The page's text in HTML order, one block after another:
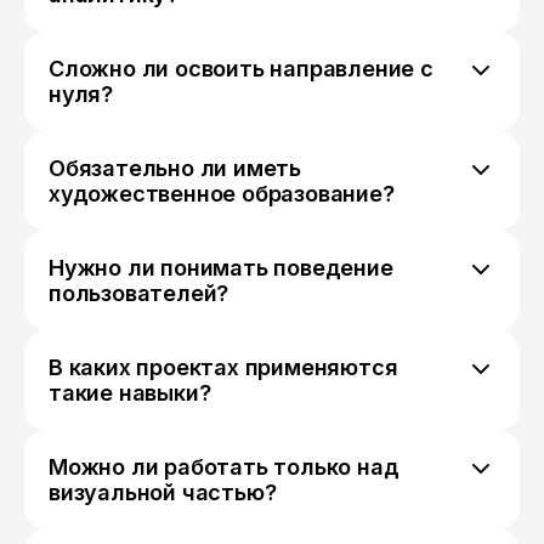
проектирования интерфейсов.
одновременно проверять, насколько они
удобны и понятны для человека.
Сложно ли освоить направление с
нуля?
инструментов. Но после первых
практических проектов структура работы
Обязательно ли иметь
художественное образование?
технических. В этой области важнее
практика, чем формальный бэкграунд.
Нужно ли понимать поведение
пользователей?
интерфейсом, зависит, насколько удачным
получится продукт.
В каких проектах применяются
такие навыки?
внутренние системы компаний и даже
сложные платформы.
Можно ли работать только над
визуальной частью?